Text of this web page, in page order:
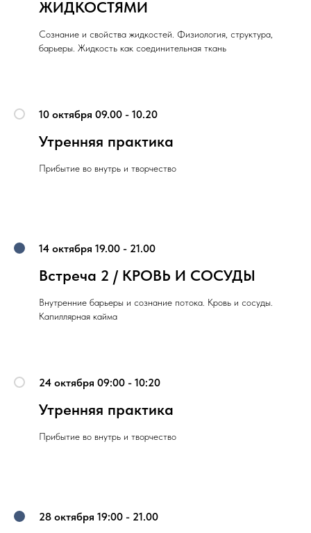
ЖИДКОСТЯМИ
Сознание и свойства жидкостей. Физиология, структура,
барьеры. Жидкость как соединительная ткань
10 октября 09.00 - 10.20
Утренняя практика
Прибытие во внутрь и творчество
14 октября 19.00 - 21.00
Встреча 2 / КРОВЬ И СОСУДЫ
Внутренние барьеры и сознание потока. Кровь и сосуды.
Капиллярная кайма
24 октября 09:00 - 10:20
Утренняя практика
Прибытие во внутрь и творчество
28 октября 19:00 - 21.00